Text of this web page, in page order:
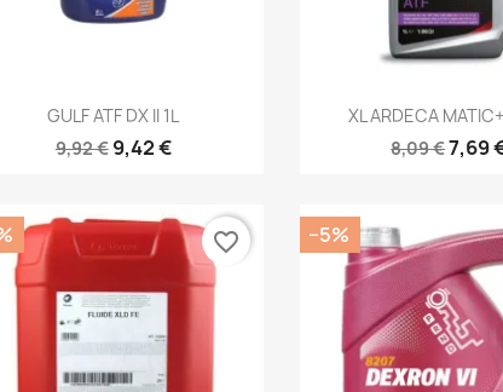
Kiirvaade
GULF ATF DX II 1L
9,92 € 9,42 €
Kiirvaade
XL ARDECA MATIC+
8,09 €7,69
favorite_border −5%